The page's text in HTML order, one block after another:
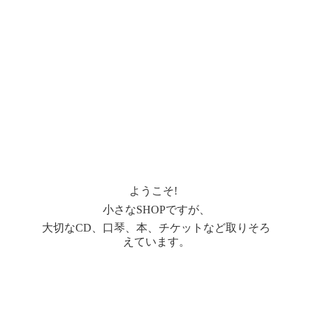
ようこそ!
小さなSHOPですが、
大切なCD、口琴、本、チケットなど取りそろ
えています。